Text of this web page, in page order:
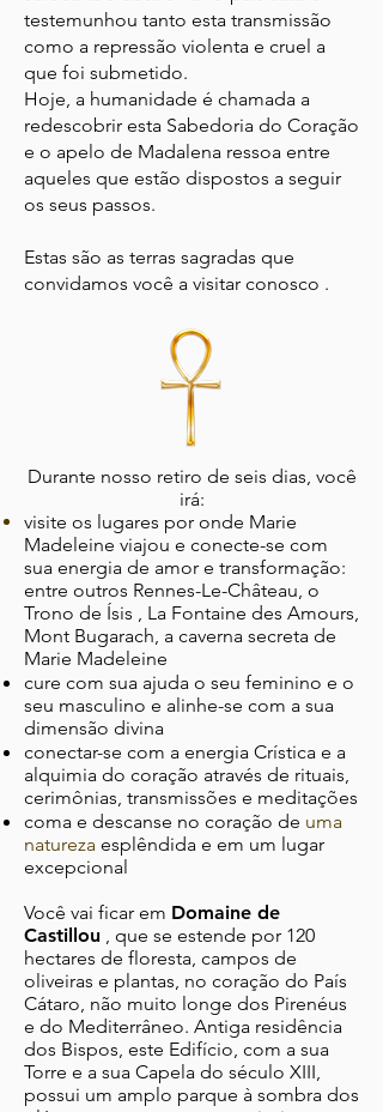
testemunhou tanto esta transmissão
como a repressão violenta e cruel a
que foi submetido.
Hoje, a humanidade é chamada a
redescobrir esta Sabedoria do Coração
e o apelo de Madalena ressoa entre
aqueles que estão dispostos a seguir
os seus passos.
Estas são as terras sagradas que
convidamos você a visitar conosco .
Durante nosso retiro de seis dias, você
irá:
visite os lugares por onde Marie
Madeleine viajou e conecte-se com
sua energia de amor e transformação:
entre outros Rennes-Le-Château, o
Trono de Ísis , La Fontaine des Amours,
Mont Bugarach, a caverna secreta de
Marie Madeleine
cure com sua ajuda o seu feminino e o
seu masculino e alinhe-se com a sua
dimensão divina
conectar-se com a energia Crística e a
alquimia do coração através de rituais,
cerimônias, transmissões e meditações
coma e descanse no coração de uma
natureza esplêndida e em um lugar
excepcional
Você vai ficar em Domaine de
Castillou , que se estende por 120
hectares de floresta, campos de
oliveiras e plantas, no coração do País
Cátaro, não muito longe dos Pirenéus
e do Mediterrâneo. Antiga residência
dos Bispos, este Edifício, com a sua
Torre e a sua Capela do século XIII,
possui um amplo parque à sombra dos